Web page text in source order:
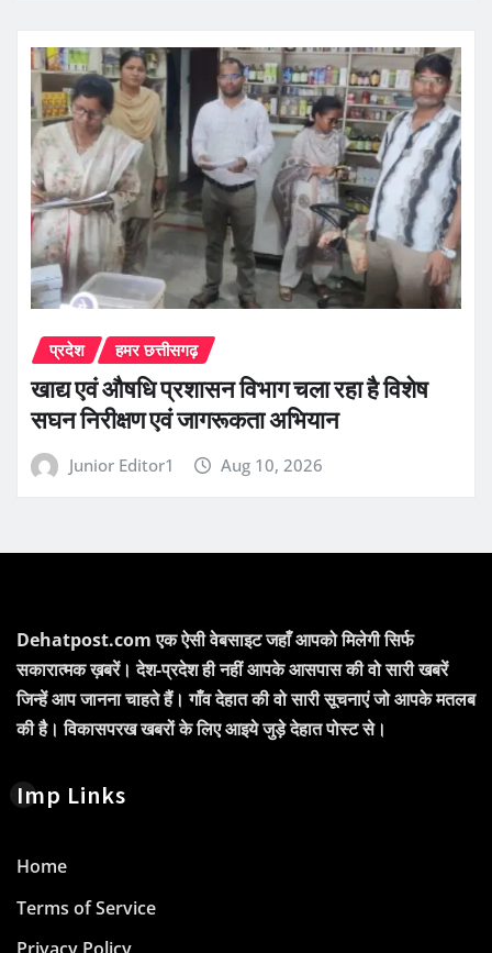
प्रदेश हमर छत्तीसगढ़
खाद्य एवं औषधि प्रशासन विभाग चला रहा है विशेष
सघन निरीक्षण एवं जागरूकता अभियान
Junior Editor1 Aug 10, 2026
Dehatpost.com एक ऐसी वेबसाइट जहाँ आपको मिलेगी सिर्फ
सकारात्मक ख़बरें। देश-प्रदेश ही नहीं आपके आसपास की वो सारी खबरें
जिन्हें आप जानना चाहते हैं। गाँव देहात की वो सारी सूचनाएं जो आपके मतलब
की है। विकासपरख खबरों के लिए आइये जुड़े देहात पोस्ट से।
Imp Links
Home
Terms of Service